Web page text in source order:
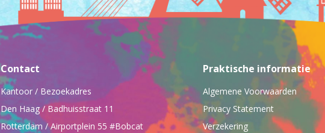
Contact
Kantoor / Bezoekadres
Den Haag / Badhuisstraat 11
Rotterdam / Airportplein 55 #Bobcat
Praktische informatie
Algemene Voorwaarden
Privacy Statement
Verzekering